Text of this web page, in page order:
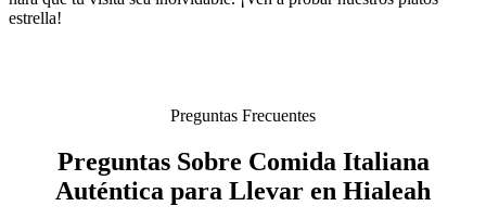
estrella!
Preguntas Frecuentes
Preguntas Sobre Comida Italiana
Auténtica para Llevar en Hialeah